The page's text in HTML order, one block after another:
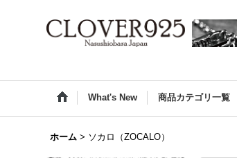
What's New 商品カテゴリ一覧
ホーム > ソカロ（ZOCALO）